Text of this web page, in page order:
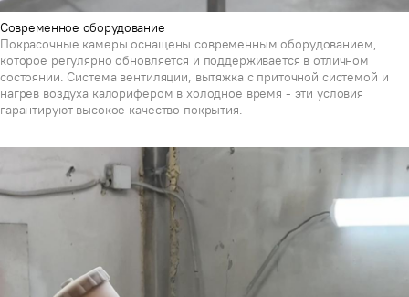
Современное оборудование
Покрасочные камеры оснащены современным оборудованием,
которое регулярно обновляется и поддерживается в отличном
состоянии. Система вентиляции, вытяжка с приточной системой и
нагрев воздуха калорифером в холодное время - эти условия
гарантируют высокое качество покрытия.